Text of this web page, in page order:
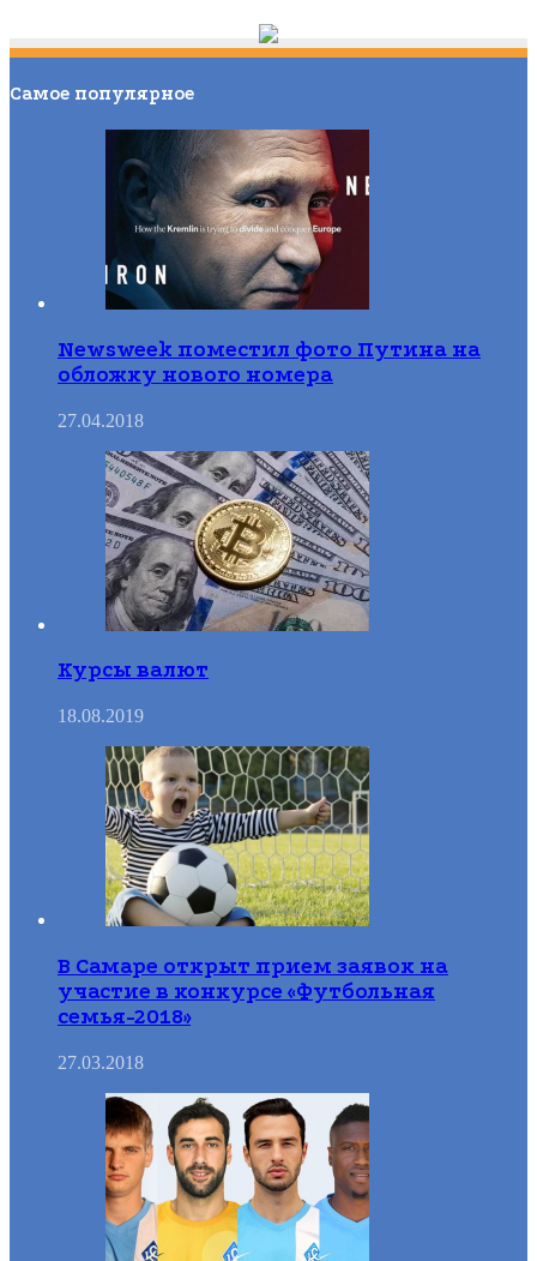
Самое популярное
Newsweek поместил фото Путина на
обложку нового номера
27.04.2018
Курсы валют
18.08.2019
В Самаре открыт прием заявок на
участие в конкурсе «Футбольная
семья-2018»
27.03.2018